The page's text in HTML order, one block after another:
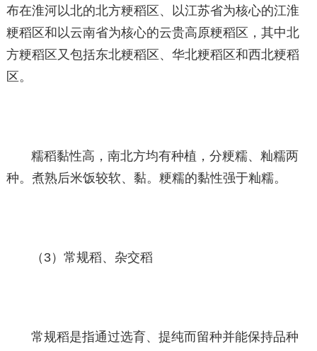
布在淮河以北的北方粳稻区、以江苏省为核心的江淮
粳稻区和以云南省为核心的云贵高原粳稻区，其中北
方粳稻区又包括东北粳稻区、华北粳稻区和西北粳稻
区。
糯稻黏性高，南北方均有种植，分粳糯、籼糯两
种。煮熟后米饭较软、黏。粳糯的黏性强于籼糯。
（3）常规稻、杂交稻
常规稻是指通过选育、提纯而留种并能保持品种